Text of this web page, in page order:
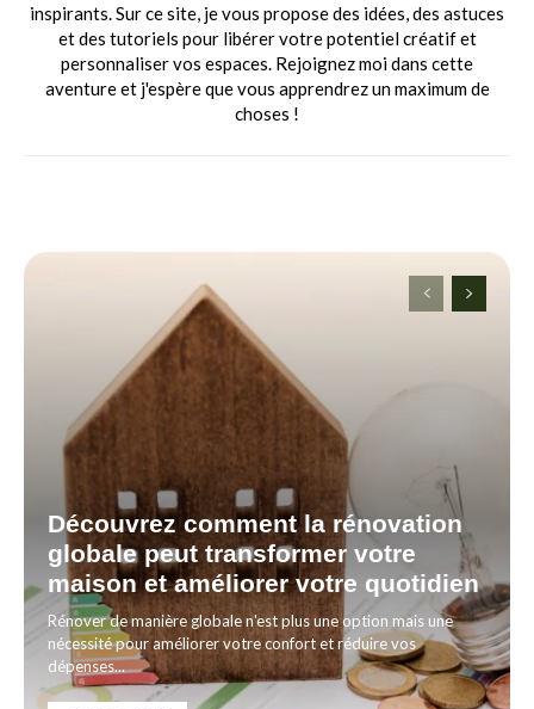
inspirants. Sur ce site, je vous propose des idées, des astuces
et des tutoriels pour libérer votre potentiel créatif et
personnaliser vos espaces. Rejoignez moi dans cette
aventure et j'espère que vous apprendrez un maximum de
choses !
Découvrez comment la rénovation
globale peut transformer votre
maison et améliorer votre quotidien
Rénover de manière globale n'est plus une option mais une
nécessité pour améliorer votre confort et réduire vos
dépenses...